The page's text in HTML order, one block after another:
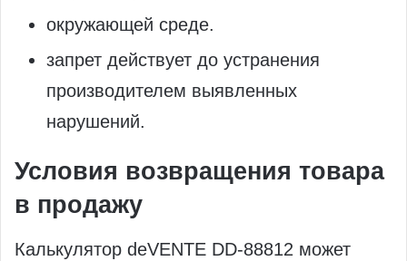
окружающей среде.
запрет действует до устранения
производителем выявленных
нарушений.
Условия возвращения товара
в продажу
Калькулятор deVENTE DD‑88812 может